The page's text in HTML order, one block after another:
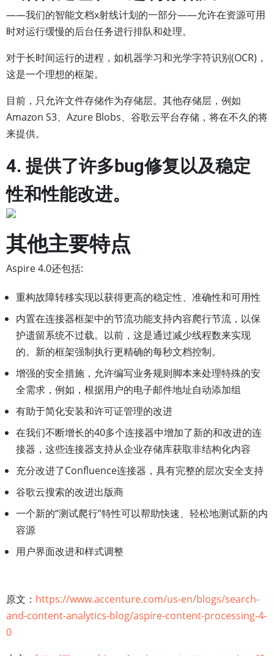
——我们的智能文档x射线计划的一部分——允许在资源可用
时对运行缓慢的后台任务进行排队和处理。
对于长时间运行的进程，如机器学习和光学字符识别(OCR)，
这是一个理想的框架。
目前，只允许文件存储作为存储层。其他存储层，例如
Amazon S3、Azure Blobs、谷歌云平台存储，将在不久的将
来提供。
4. 提供了许多bug修复以及稳定
性和性能改进。
其他主要特点
Aspire 4.0还包括:
重构故障转移实现以获得更高的稳定性、准确性和可用性
内置在连接器框架中的节流功能支持内容爬行节流，以保
护遗留系统不过载。以前，这是通过减少线程数来实现
的。新的框架强制执行更精确的每秒文档控制。
增强的安全措施，允许编写业务规则脚本来处理特殊的安
全需求，例如，根据用户的电子邮件地址自动添加组
有助于简化安装和许可证管理的改进
在我们不断增长的40多个连接器中增加了新的和改进的连
接器，这些连接器支持从企业存储库获取非结构化内容
充分改进了Confluence连接器，具有完整的层次安全支持
谷歌云搜索的改进出版商
一个新的“测试爬行”特性可以帮助快速、轻松地测试新的内
容源
用户界面改进和样式调整
原文： https://www.accenture.com/us-en/blogs/search-
and-content-analytics-blog/aspire-content-processing-4-
0